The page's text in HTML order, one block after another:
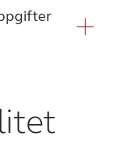
att din
använder
Vi samlar inte
–